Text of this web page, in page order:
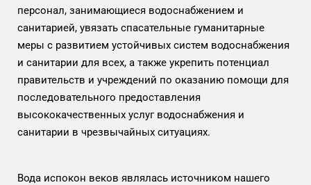
персонал, занимающиеся водоснабжением и
санитарией, увязать спасательные гуманитарные
меры с развитием устойчивых систем водоснабжения
и санитарии для всех, а также укрепить потенциал
правительств и учреждений по оказанию помощи для
последовательного предоставления
высококачественных услуг водоснабжения и
санитарии в чрезвычайных ситуациях.
Вода испокон веков являлась источником нашего